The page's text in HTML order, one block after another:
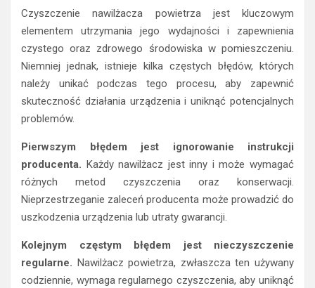
Czyszczenie nawilżacza powietrza jest kluczowym
elementem utrzymania jego wydajności i zapewnienia
czystego oraz zdrowego środowiska w pomieszczeniu.
Niemniej jednak, istnieje kilka częstych błędów, których
należy unikać podczas tego procesu, aby zapewnić
skuteczność działania urządzenia i uniknąć potencjalnych
problemów.
Pierwszym błędem jest ignorowanie instrukcji
producenta. Każdy nawilżacz jest inny i może wymagać
różnych metod czyszczenia oraz konserwacji.
Nieprzestrzeganie zaleceń producenta może prowadzić do
uszkodzenia urządzenia lub utraty gwarancji.
Kolejnym częstym błędem jest nieczyszczenie
regularne. Nawilżacz powietrza, zwłaszcza ten używany
codziennie, wymaga regularnego czyszczenia, aby uniknąć